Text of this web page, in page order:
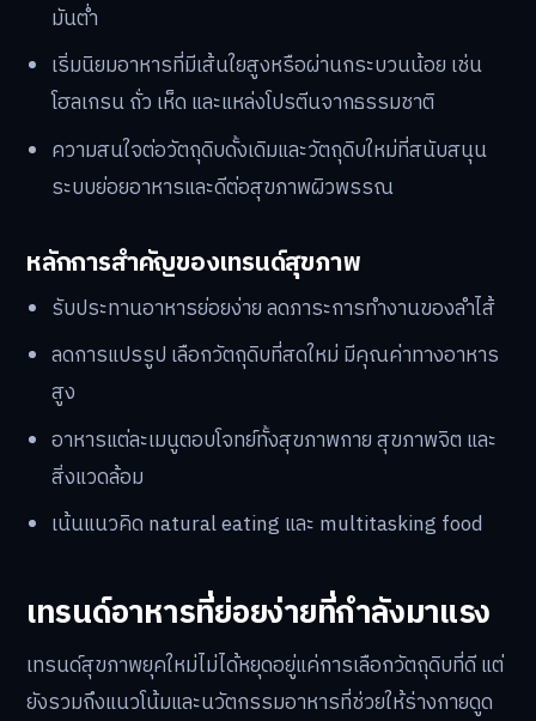
มันต่ำ
เริ่มนิยมอาหารที่มีเส้นใยสูงหรือผ่านกระบวนน้อย เช่น
โฮลเกรน ถั่ว เห็ด และแหล่งโปรตีนจากธรรมชาติ
ความสนใจต่อวัตถุดิบดั้งเดิมและวัตถุดิบใหม่ที่สนับสนุน
ระบบย่อยอาหารและดีต่อสุขภาพผิวพรรณ
หลักการสำคัญของเทรนด์สุขภาพ
รับประทานอาหารย่อยง่าย ลดภาระการทำงานของลำไส้
ลดการแปรรูป เลือกวัตถุดิบที่สดใหม่ มีคุณค่าทางอาหาร
สูง
อาหารแต่ละเมนูตอบโจทย์ทั้งสุขภาพกาย สุขภาพจิต และ
สิ่งแวดล้อม
เน้นแนวคิด natural eating และ multitasking food
เทรนด์อาหารที่ย่อยง่ายที่กำลังมาแรง
เทรนด์สุขภาพยุคใหม่ไม่ได้หยุดอยู่แค่การเลือกวัตถุดิบที่ดี แต่
ยังรวมถึงแนวโน้มและนวัตกรรมอาหารที่ช่วยให้ร่างกายดูด